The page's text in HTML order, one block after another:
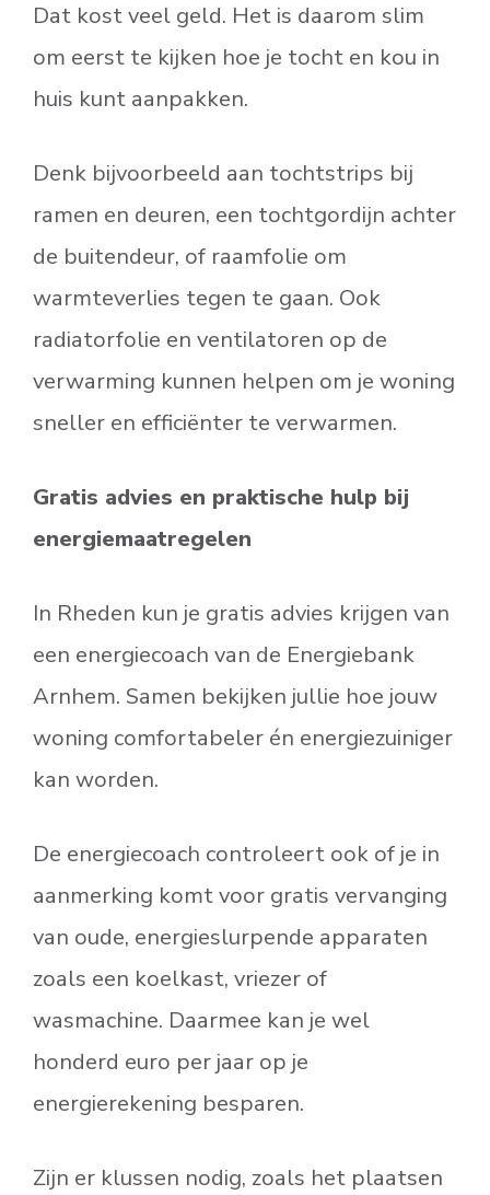
Dat kost veel geld. Het is daarom slim
om eerst te kijken hoe je tocht en kou in
huis kunt aanpakken.
Denk bijvoorbeeld aan tochtstrips bij
ramen en deuren, een tochtgordijn achter
de buitendeur, of raamfolie om
warmteverlies tegen te gaan. Ook
radiatorfolie en ventilatoren op de
verwarming kunnen helpen om je woning
sneller en efficiënter te verwarmen.
Gratis advies en praktische hulp bij
energiemaatregelen
In Rheden kun je gratis advies krijgen van
een energiecoach van de Energiebank
Arnhem. Samen bekijken jullie hoe jouw
woning comfortabeler én energiezuiniger
kan worden.
De energiecoach controleert ook of je in
aanmerking komt voor gratis vervanging
van oude, energieslurpende apparaten
zoals een koelkast, vriezer of
wasmachine. Daarmee kan je wel
honderd euro per jaar op je
energierekening besparen.
Zijn er klussen nodig, zoals het plaatsen